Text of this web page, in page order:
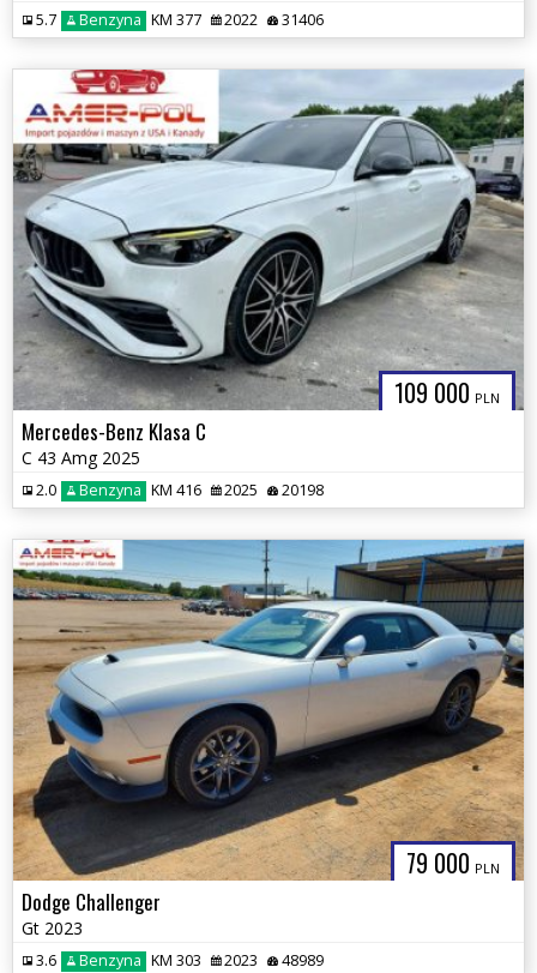
5.7 Benzyna KM 377 2022 31406
109 000 PLN
Mercedes-Benz Klasa C
C 43 Amg 2025
2.0 Benzyna KM 416 2025 20198
79 000 PLN
Dodge Challenger
Gt 2023
3.6 Benzyna KM 303 2023 48989